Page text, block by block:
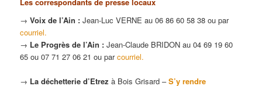
→Voix de l’Ain : Jean-Luc VERNE au 06 86 60 58 38 ou par
courriel.
→ Le Progrès de l’Ain : Jean-Claude BRIDON au 04 69 19 60
65 ou 07 71 27 06 21 ou parcourriel.
→ La déchetterie d’Etrez à Bois Grisard –S’y rendre